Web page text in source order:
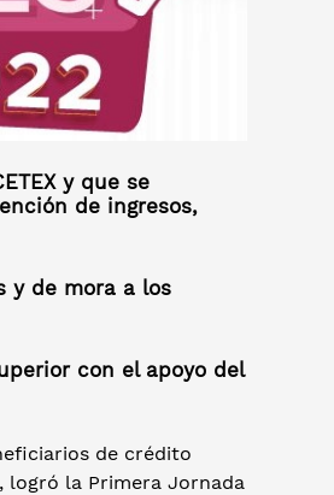
y que se
de ingresos,
y de mora a los
con el apoyo del
de crédito
logró la Primera Jornada